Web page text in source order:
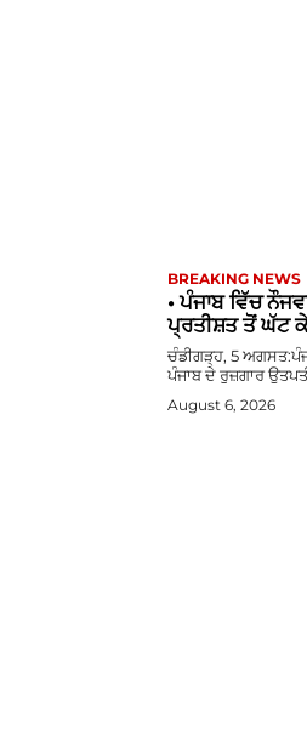
BREAKING NEWS
• ਪੰਜਾਬ ਵਿੱਚ
ਪ੍ਰਤੀਸ਼ਤ ਤੋਂ ਘੱਟ
ਚੰਡੀਗੜ੍ਹ, 5
ਪੰਜਾਬ ਦੇ ਰੁਜ਼ਗਾਰ
August 6, 2026